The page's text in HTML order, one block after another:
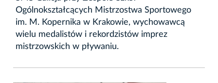
Ogólnokształcących Mistrzostwa Sportowego
im. M. Kopernika w Krakowie, wychowawcą
wielu medalistów i rekordzistów imprez
mistrzowskich w pływaniu.